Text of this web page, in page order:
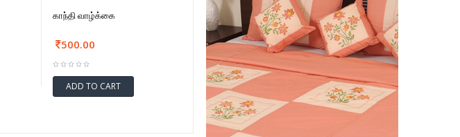
காந்தி வாழ்க்கை
500.00
ADD TO CART